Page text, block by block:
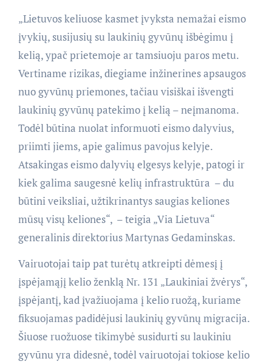
„Lietuvos keliuose kasmet įvyksta nemažai eismo
įvykių, susijusių su laukinių gyvūnų išbėgimu į
kelią, ypač prietemoje ar tamsiuoju paros metu.
Vertiname rizikas, diegiame inžinerines apsaugos
nuo gyvūnų priemones, tačiau visiškai išvengti
laukinių gyvūnų patekimo į kelią – neįmanoma.
Todėl būtina nuolat informuoti eismo dalyvius,
priimti jiems, apie galimus pavojus kelyje.
Atsakingas eismo dalyvių elgesys kelyje, patogi ir
kiek galima saugesnė kelių infrastruktūra – du
būtini veiksliai, užtikrinantys saugias keliones
mūsų visų keliones“, – teigia „Via Lietuva“
generalinis direktorius Martynas Gedaminskas.
Vairuotojai taip pat turėtų atkreipti dėmesį į
įspėjamąjį kelio ženklą Nr. 131 „Laukiniai žvėrys“,
įspėjantį, kad įvažiuojama į kelio ruožą, kuriame
fiksuojamas padidėjusi laukinių gyvūnų migracija.
Šiuose ruožuose tikimybė susidurti su laukiniu
gyvūnu yra didesnė, todėl vairuotojai tokiose kelio